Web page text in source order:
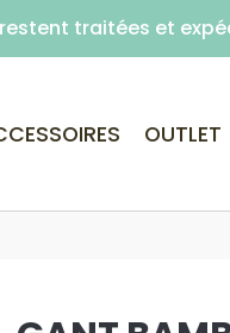
(point relais)
OUTLET
traitées et